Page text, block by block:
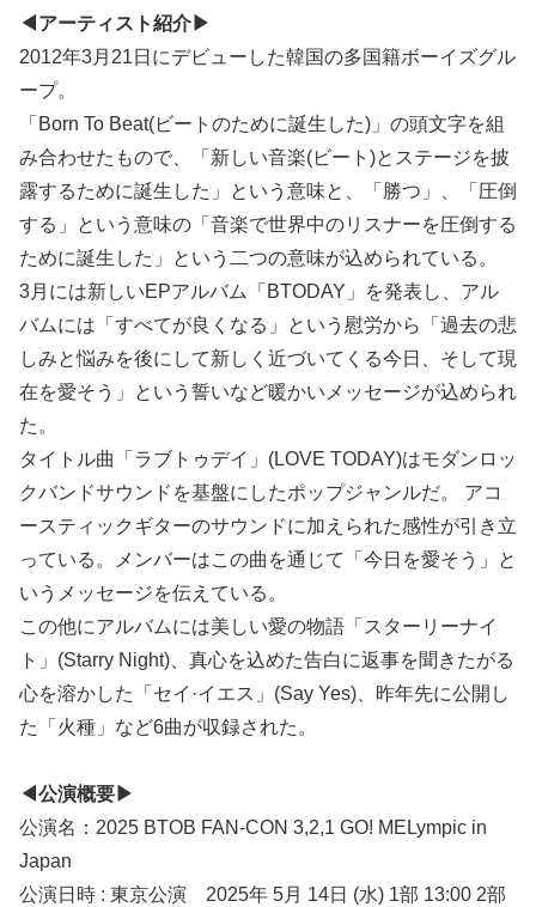
◀アーティスト紹介▶
2012年3月21日にデビューした韓国の多国籍ボーイズグル
ープ。
「Born To Beat(ビートのために誕生した)」の頭文字を組
み合わせたもので、「新しい音楽(ビート)とステージを披
露するために誕生した」という意味と、「勝つ」、「圧倒
する」という意味の「音楽で世界中のリスナーを圧倒する
ために誕生した」という二つの意味が込められている。
3月には新しいEPアルバム「BTODAY」を発表し、アル
バムには「すべてが良くなる」という慰労から「過去の悲
しみと悩みを後にして新しく近づいてくる今日、そして現
在を愛そう」という誓いなど暖かいメッセージが込められ
た。
タイトル曲「ラブトゥデイ」(LOVE TODAY)はモダンロッ
クバンドサウンドを基盤にしたポップジャンルだ。 アコ
ースティックギターのサウンドに加えられた感性が引き立
っている。メンバーはこの曲を通じて「今日を愛そう」と
いうメッセージを伝えている。
この他にアルバムには美しい愛の物語「スターリーナイ
ト」(Starry Night)、真心を込めた告白に返事を聞きたがる
心を溶かした「セイ·イエス」(Say Yes)、昨年先に公開し
た「火種」など6曲が収録された。
◀公演概要▶
公演名：2025 BTOB FAN-CON 3,2,1 GO! MELympic in
Japan
公演日時 : 東京公演 2025年 5月 14日 (水) 1部 13:00 2部